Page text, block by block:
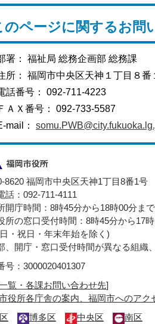
のページに関するお問
署： 福祉局 総務企画部 総務課
所： 福岡市中央区天神１丁目８番
話番号： 092-711-4223
ＡＸ番号： 092-733-5587
mail：
8620 福岡市中央区天神1丁目8番1号
話：092-711-4111
開庁時間：8時45分から18時00分まで
所の窓口受付時間：8時45分から17
・祝日・年末年始を除く)
、開庁・窓口受付時間が異なる組織
号：3000020401307
覧・各課お問い合わせ先]
役所各庁舎の案内、福岡市へのアク
博多区 中央区 南区